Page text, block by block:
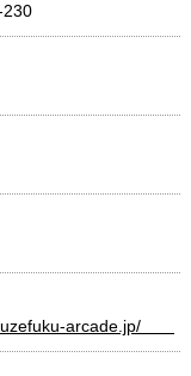
230
arcade.jp/